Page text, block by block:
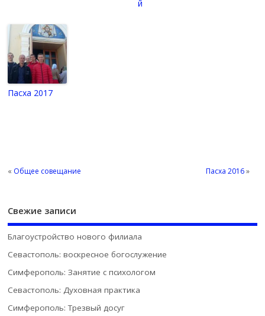
й
Пасха 2017
« Общее совещание Пасха 2016»
Свежие записи
Благоустройство нового филиала
Севастополь: воскресное богослужение
Симферополь: Занятие с психологом
Севастополь: Духовная практика
Симферополь: Трезвый досуг